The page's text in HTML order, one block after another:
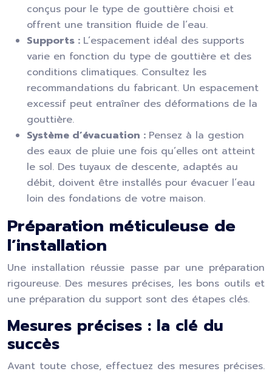
conçus pour le type de gouttière choisi et
offrent une transition fluide de l’eau.
Supports : L’espacement idéal des supports
varie en fonction du type de gouttière et des
conditions climatiques. Consultez les
recommandations du fabricant. Un espacement
excessif peut entraîner des déformations de la
gouttière.
Système d’évacuation : Pensez à la gestion
des eaux de pluie une fois qu’elles ont atteint
le sol. Des tuyaux de descente, adaptés au
débit, doivent être installés pour évacuer l’eau
loin des fondations de votre maison.
Préparation méticuleuse de
l’installation
Une installation réussie passe par une préparation
rigoureuse. Des mesures précises, les bons outils et
une préparation du support sont des étapes clés.
Mesures précises : la clé du
succès
Avant toute chose, effectuez des mesures précises.